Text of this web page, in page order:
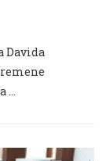
Davida
…